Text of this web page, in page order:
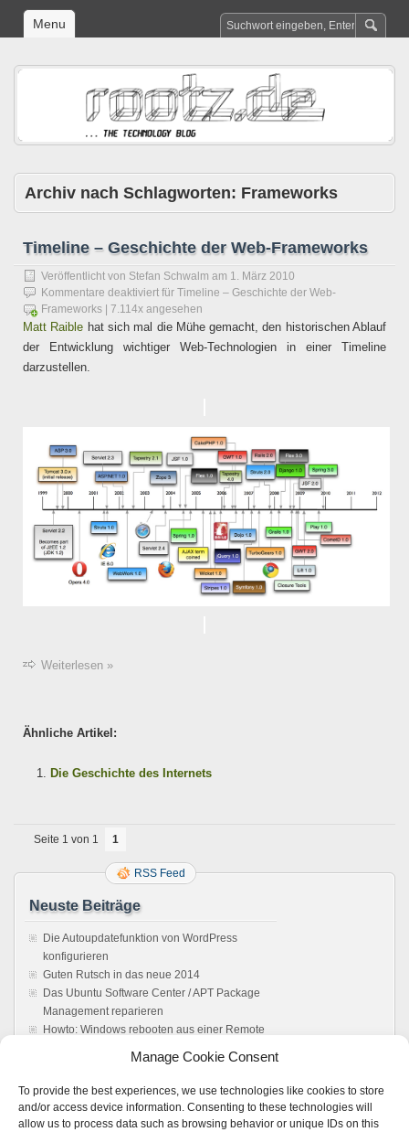
Manage Cookie Consent
To provide the best experiences, we use technologies like cookies to store
and/or access device information. Consenting to these technologies will
allow us to process data such as browsing behavior or unique IDs on this
Menu
Archiv nach Schlagworten: Frameworks
Timeline – Geschichte der Web-Frameworks
Veröffentlicht von Stefan Schwalm am 1. März 2010
Kommentare deaktiviert für Timeline – Geschichte der Web-
Frameworks | 7.114x angesehen
Matt Raible hat sich mal die Mühe gemacht, den historischen Ablauf
der Entwicklung wichtiger Web-Technologien in einer Timeline
darzustellen.
Weiterlesen »
Ähnliche Artikel:
Die Geschichte des Internets
Seite 1 von 1 1
RSS Feed
Neuste Beiträge
Die Autoupdatefunktion von WordPress
konfigurieren
Guten Rutsch in das neue 2014
Das Ubuntu Software Center / APT Package
Management reparieren
Howto: Windows rebooten aus einer Remote
Sonos Windows Controller 4.1 unter Wine,
Anleitung. Es läuft !
Feedback